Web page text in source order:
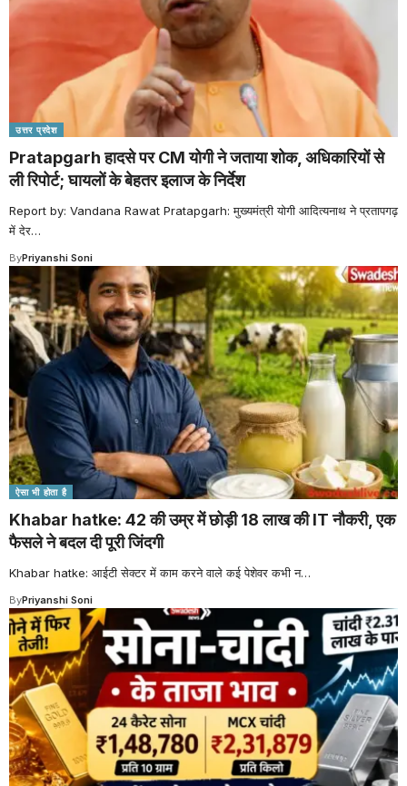
उत्तर प्रदेश
Pratapgarh हादसे पर CM योगी ने जताया शोक, अधिकारियों से
ली रिपोर्ट; घायलों के बेहतर इलाज के निर्देश
Report by: Vandana Rawat Pratapgarh: मुख्यमंत्री योगी आदित्यनाथ ने प्रतापगढ़
में देर…
ByPriyanshi Soni
ऐसा भी होता है
Khabar hatke: 42 की उम्र में छोड़ी 18 लाख की IT नौकरी, एक
फैसले ने बदल दी पूरी जिंदगी
Khabar hatke: आईटी सेक्टर में काम करने वाले कई पेशेवर कभी न…
ByPriyanshi Soni